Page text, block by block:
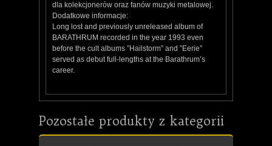
dla kolekcjonerów oraz fanów muzyki metalowej.
Dodatkowe informacje:
Long lost and previously unreleased album of
BARATHRUM recorded in the year 1993 even
before the cult albums ”Hailstorm” and ”Eerie”
served as debut full-lengths at the Barathrum’s
career.
Pozostałe produkty z kategorii